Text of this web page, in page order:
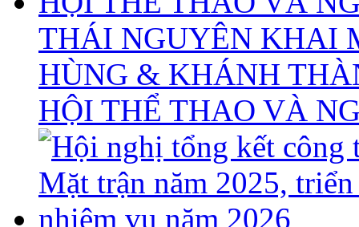
THÁI NGUYÊN KHAI
HÙNG & KHÁNH
HỘI THỂ THAO VÀ